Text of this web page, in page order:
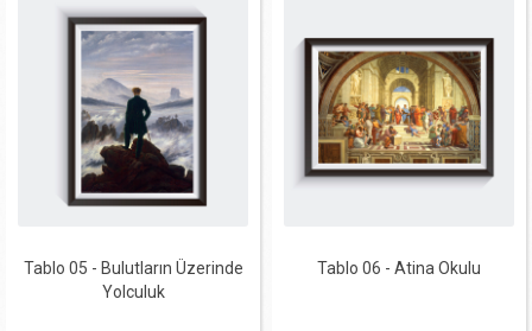
Tablo 05 - Bulutların Üzerinde
Yolculuk
Tablo 06 - Atina Okulu